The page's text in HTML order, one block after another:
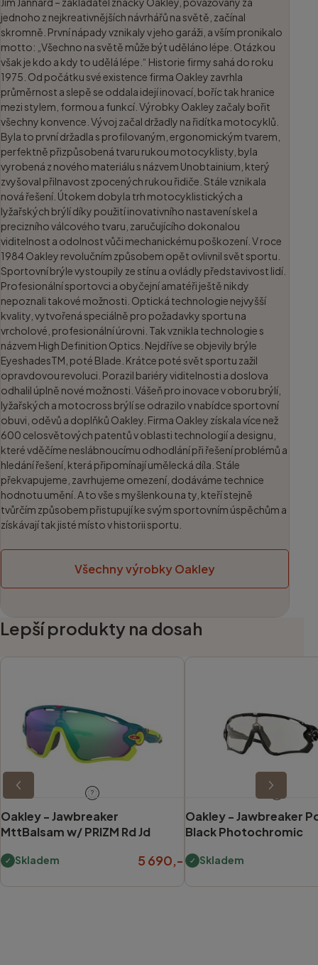
jednoho z nejkreativnějších návrhářů na světě, začínal
skromně. První nápady vznikaly v jeho garáži, a vším pronikalo
motto: „Všechno na světě může být uděláno lépe. Otázkou
však je kdo a kdy to udělá lépe.“ Historie firmy sahá do roku
1975. Od počátku své existence firma Oakley zavrhla
průměrnost a slepě se oddala idejí inovací, boříc tak hranice
mezi stylem, formou a funkcí. Výrobky Oakley začaly bořit
všechny konvence. Vývoj začal držadly na řidítka motocyklů.
Byla to první držadla s profilovaným, ergonomickým tvarem,
perfektně přizpůsobená tvaru rukou motocyklisty, byla
vyrobená z nového materiálu s názvem Unobtainium, který
zvyšoval přilnavost zpocených rukou řidiče. Stále vznikala
nová řešení. Útokem dobyla trh motocyklistických a
lyžařských brýlí díky použití inovativního nastavení skel a
precizního válcového tvaru, zaručujícího dokonalou
viditelnost a odolnost vůči mechanickému poškození. V roce
1984 Oakley revolučním způsobem opět ovlivnil svět sportu.
Sportovní brýle vystoupily ze stínu a ovládly představivost lidí.
Profesionální sportovci a obyčejní amatéři ještě nikdy
nepoznali takové možnosti. Optická technologie nejvyšší
kvality, vytvořená speciálně pro požadavky sportu na
vrcholové, profesionální úrovni. Tak vznikla technologie s
názvem High Definition Optics. Nejdříve se objevily brýle
EyeshadesTM, poté Blade. Krátce poté svět sportu zažil
opravdovou revoluci. Porazil bariéry viditelnosti a doslova
odhalil úplně nové možnosti. Vášeň pro inovace v oboru brýlí,
lyžařských a motocross brýlí se odrazilo v nabídce sportovní
obuvi, oděvů a doplňků Oakley. Firma Oakley získala více než
600 celosvětových patentů v oblasti technologií a designu,
které vděčíme neslábnoucímu odhodlání při řešení problémů a
hledání řešení, která připomínají umělecká díla. Stále
překvapujeme, zavrhujeme omezení, dodáváme technice
hodnotu umění. A to vše s myšlenkou na ty, kteří stejně
tvůrčím způsobem přistupují ke svým sportovním úspěchům a
získávají tak jisté místo v historii sportu.
Všechny výrobky Oakley
Lepší produkty na dosah
?
Oakley -Jawbreaker
MttBalsam w/ PRIZM Rd Jd
Skladem 5 690,-
Oakley -Jawbreaker
Black Photochromic
Skladem